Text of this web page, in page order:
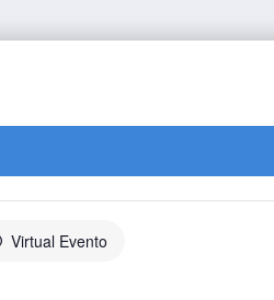
Virtual Evento